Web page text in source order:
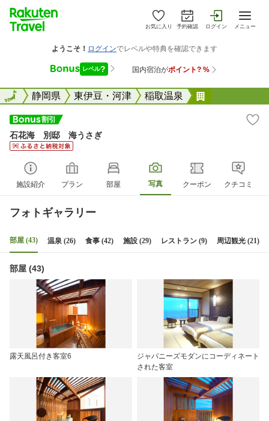
お気に入り 予約確認 ログイン メニュー
全国静岡県 東伊豆・河津 稲取温泉
全国
石花海 別邸 海うさぎ
施設紹介 プラン 部屋 写真 クーポン クチコミ
フォトギャラリー
部屋 (43) 温泉 (26) 食事 (42) 施設 (29) レストラン (9) 周辺観光 (21)
部屋 (43)
露天風呂付き客室6
ジャパニーズモダンにコーディネート
された客室